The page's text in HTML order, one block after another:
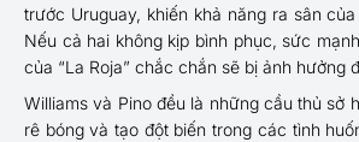
trước Uruguay, khiến khả năng ra sân
Nếu cả hai không kịp bình phục, sức
của “La Roja” chắc chắn sẽ bị ảnh hưởng
Williams và Pino đều là những cầu thủ sở
rê bóng và tạo đột biến trong các tình